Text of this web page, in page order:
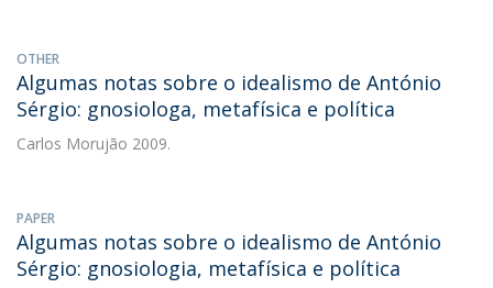
OTHER
Algumas notas sobre o idealismo de António
Sérgio: gnosiologa, metafísica e política
Carlos Morujão 2009.
PAPER
Algumas notas sobre o idealismo de António
Sérgio: gnosiologia, metafísica e política